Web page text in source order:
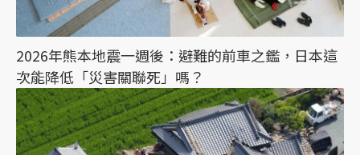
2026年熊本地震一週後：避難的前車之鑑，日本這
次能降低「災害關聯死」嗎？